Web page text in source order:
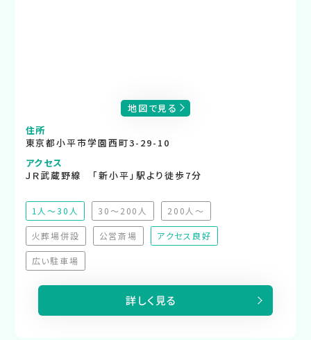
地図で見る
住所
東京都小平市学園西町3-29-10
アクセス
ＪＲ武蔵野線 「新小平」駅より徒歩7分
1人～30人
30～200人
（非推奨）
200人～
（非推奨）
火葬場併設
（非対応）
公営斎場
（非対応）
アクセス良好
広い駐車場
（非対応）
詳しく見る